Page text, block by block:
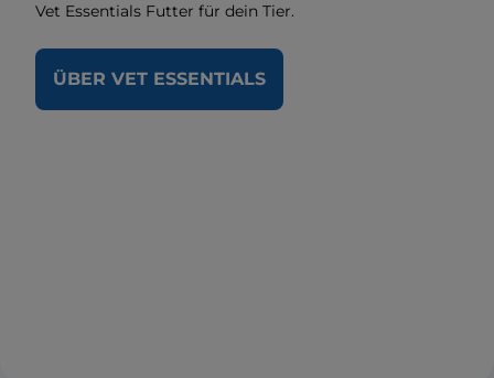
Vet Essentials Futter für dein Tier.
ÜBER VET ESSENTIALS